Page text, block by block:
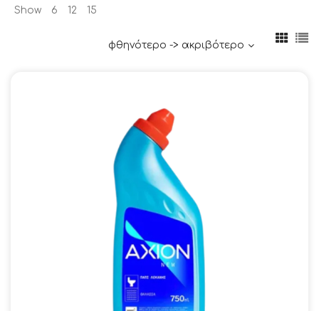
Show 6 12 15
φθηνότερο -> ακριβότερο